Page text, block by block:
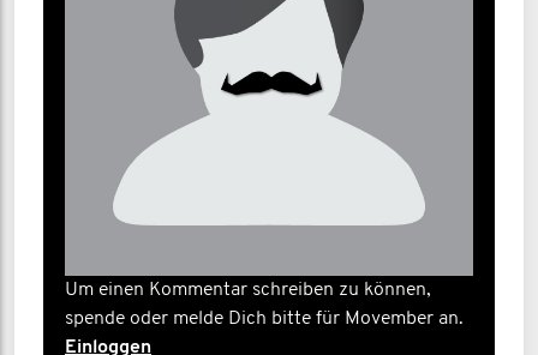
Um einen Kommentar schreiben zu können,
spende oder melde Dich bitte für Movember an.
Einloggen